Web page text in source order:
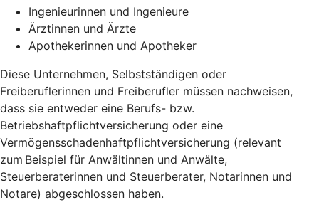
Ingenieurinnen und Ingenieure
Ärztinnen und Ärzte
Apothekerinnen und Apotheker
Diese Unternehmen, Selbstständigen oder
Freiberuflerinnen und Freiberufler müssen nachweisen,
dass sie entweder eine Berufs- bzw.
Betriebshaftpflichtversicherung oder eine
Vermögensschadenhaftpflichtversicherung (relevant
zum Beispiel für Anwältinnen und Anwälte,
Steuerberaterinnen und Steuerberater, Notarinnen und
Notare) abgeschlossen haben.